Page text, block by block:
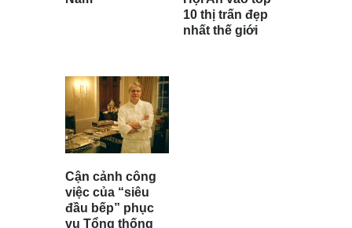
10 thị trấn đẹp
nhất thế giới
Cận cảnh công
việc của “siêu
đầu bếp” phục
vụ Tổng thống